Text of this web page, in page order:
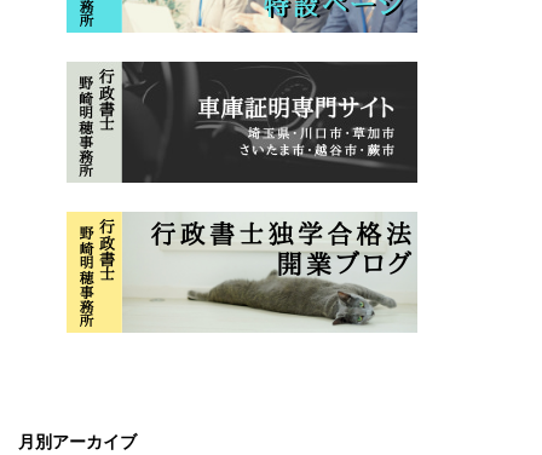
月別アーカイブ